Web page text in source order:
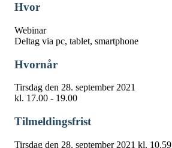
Hvor
Webinar
Deltag via pc, tablet, smartphone
Hvornår
Tirsdag den 28. september 2021
kl. 17.00 - 19.00
Tilmeldingsfrist
Tirsdag den 28. september 2021 kl. 10.59